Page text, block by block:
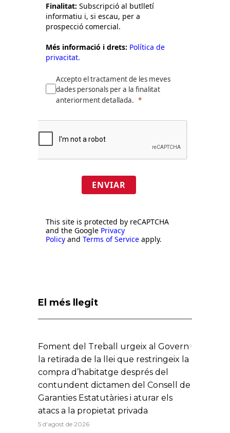
Finalitat: Subscripció al butlletí
informatiu i, si escau, per a
prospecció comercial.
Més informació i drets: Política de
privacitat.
Accepto el tractament de les meves
dades personals per a la finalitat
anteriorment detallada.
ENVIAR
This site is protected by reCAPTCHA
and the Google Privacy
Policy and Terms of Service apply.
El més llegit
Foment del Treball urgeix al Govern
la retirada de la llei que restringeix la
compra d’habitatge després del
contundent dictamen del Consell de
Garanties Estatutàries i aturar els
atacs a la propietat privada
5 d'agost de 2026